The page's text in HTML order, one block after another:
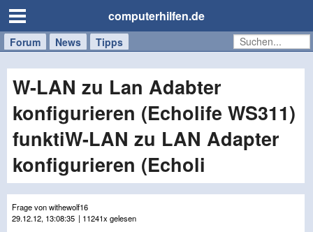
computerhilfen.de
Forum News Tipps
Handy
Tablet
Windows
Mac
W-LAN zu Lan Adabter
konfigurieren (Echolife WS311)
funktiW-LAN zu LAN Adapter
konfigurieren (Echoli
Frage von withewolf16
29.12.12, 13:08:35 | 11241x gelesen